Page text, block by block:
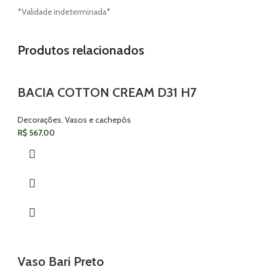
*Validade indeterminada*
Produtos relacionados
BACIA COTTON CREAM D31 H7
Decorações Vasos e cachepôs
R$ 567,00
Vaso Bari Preto